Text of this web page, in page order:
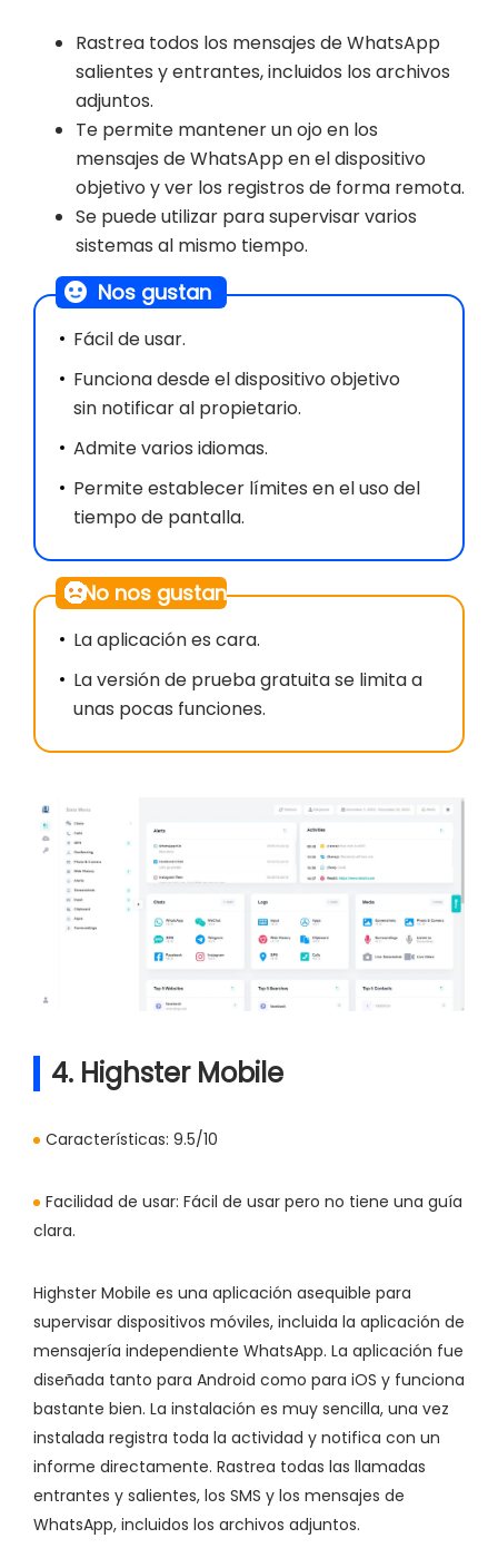
Rastrea todos los mensajes de WhatsApp
salientes y entrantes, incluidos los archivos
adjuntos.
Te permite mantener un ojo en los
mensajes de WhatsApp en el dispositivo
objetivo y ver los registros de forma remota.
Se puede utilizar para supervisar varios
sistemas al mismo tiempo.
Nos gustan
Fácil de usar.
Funciona desde el dispositivo objetivo
sin notificar al propietario.
Admite varios idiomas.
Permite establecer límites en el uso del
tiempo de pantalla.
No nos gustan
La aplicación es cara.
La versión de prueba gratuita se limita a
unas pocas funciones.
4. Highster Mobile
Características: 9.5/10
Facilidad de usar: Fácil de usar pero no tiene una guía
clara.
Highster Mobile es una aplicación asequible para
supervisar dispositivos móviles, incluida la aplicación de
mensajería independiente WhatsApp. La aplicación fue
diseñada tanto para Android como para iOS y funciona
bastante bien. La instalación es muy sencilla, una vez
instalada registra toda la actividad y notifica con un
informe directamente. Rastrea todas las llamadas
entrantes y salientes, los SMS y los mensajes de
WhatsApp, incluidos los archivos adjuntos.